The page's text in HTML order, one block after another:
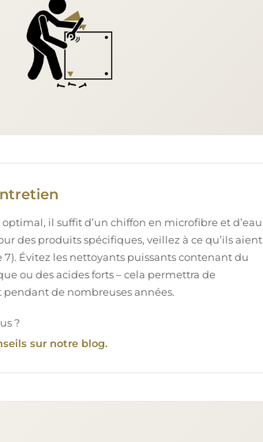
il suffit d’un chiffon en microfibre et d’eau
des produits spécifiques, veillez à ce qu’ils aient
Évitez les nettoyants puissants contenant du
ou des acides forts – cela permettra de
de nombreuses années.
?
sur notre blog.